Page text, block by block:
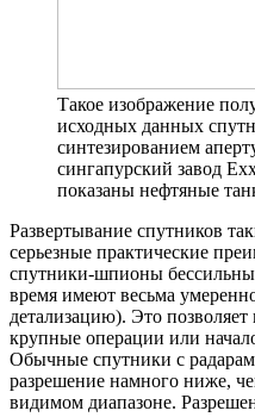
Такое изображение
исходных данных
синтезированием
сингапурский завод
показаны нефтяные
Развертывание спутников
серьезные практические
спутники-шпионы
время имеют весьма
детализацию). Это
крупные операции или
Обычные спутники с
разрешение намного ниже,
видимом диапазоне.